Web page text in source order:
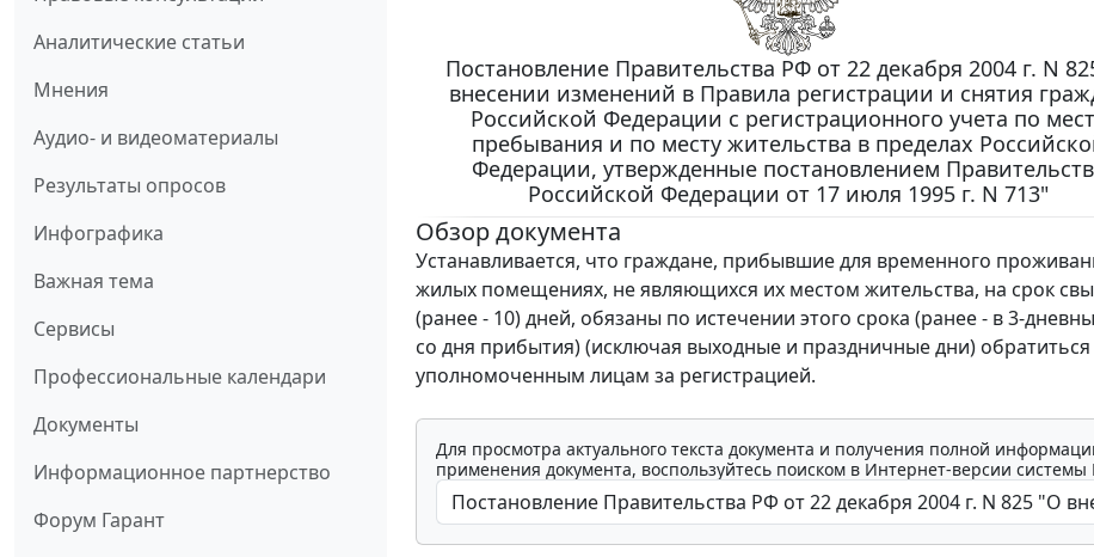
Аналитические статьи
Мнения
Аудио- и видеоматериалы
Результаты опросов
Инфографика
Важная тема
Сервисы
Профессиональные календари
Документы
Информационное партнерство
Форум Гарант
Постановление Правительства РФ от 22 декабря 2004 г. N
внесении изменений в Правила регистрации и снятия
Российской Федерации с регистрационного учета по
пребывания и по месту жительства в пределах
Федерации, утвержденные постановлением
Российской Федерации от 17 июля 1995 г. N 713"
Обзор документа
Устанавливается, что граждане, прибывшие для временного
жилых помещениях, не являющихся их местом жительства, на срок
(ранее - 10) дней, обязаны по истечении этого срока (ранее - в 3-
со дня прибытия) (исключая выходные и праздничные дни) обратиться
уполномоченным лицам за регистрацией.
Для просмотра актуального текста документа и получения полной
применения документа, воспользуйтесь поиском в Интернет-версии системы